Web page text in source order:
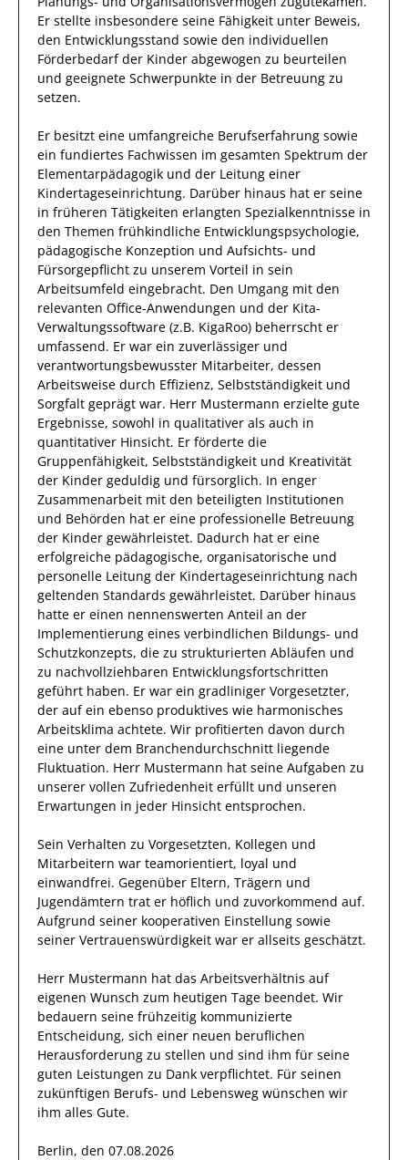
Er stellte insbesondere seine Fähigkeit unter Beweis,
den Entwicklungsstand sowie den individuellen
Förderbedarf der Kinder abgewogen zu beurteilen
und geeignete Schwerpunkte in der Betreuung zu
setzen.
Er besitzt eine umfangreiche Berufserfahrung sowie
ein fundiertes Fachwissen im gesamten Spektrum der
Elementarpädagogik und der Leitung einer
Kindertageseinrichtung. Darüber hinaus hat er seine
in früheren Tätigkeiten erlangten Spezialkenntnisse in
den Themen frühkindliche Entwicklungspsychologie,
pädagogische Konzeption und Aufsichts- und
Fürsorgepflicht zu unserem Vorteil in sein
Arbeitsumfeld eingebracht. Den Umgang mit den
relevanten Office-Anwendungen und der Kita-
Verwaltungssoftware (z.B. KigaRoo) beherrscht er
umfassend. Er war ein zuverlässiger und
verantwortungsbewusster Mitarbeiter, dessen
Arbeitsweise durch Effizienz, Selbstständigkeit und
Sorgfalt geprägt war. Herr Mustermann erzielte gute
Ergebnisse, sowohl in qualitativer als auch in
quantitativer Hinsicht. Er förderte die
Gruppenfähigkeit, Selbstständigkeit und Kreativität
der Kinder geduldig und fürsorglich. In enger
Zusammenarbeit mit den beteiligten Institutionen
und Behörden hat er eine professionelle Betreuung
der Kinder gewährleistet. Dadurch hat er eine
erfolgreiche pädagogische, organisatorische und
personelle Leitung der Kindertageseinrichtung nach
geltenden Standards gewährleistet. Darüber hinaus
hatte er einen nennenswerten Anteil an der
Implementierung eines verbindlichen Bildungs- und
Schutzkonzepts, die zu strukturierten Abläufen und
zu nachvollziehbaren Entwicklungsfortschritten
geführt haben. Er war ein gradliniger Vorgesetzter,
der auf ein ebenso produktives wie harmonisches
Arbeitsklima achtete. Wir profitierten davon durch
eine unter dem Branchendurchschnitt liegende
Fluktuation. Herr Mustermann hat seine Aufgaben zu
unserer vollen Zufriedenheit erfüllt und unseren
Erwartungen in jeder Hinsicht entsprochen.
Sein Verhalten zu Vorgesetzten, Kollegen und
Mitarbeitern war teamorientiert, loyal und
einwandfrei. Gegenüber Eltern, Trägern und
Jugendämtern trat er höflich und zuvorkommend auf.
Aufgrund seiner kooperativen Einstellung sowie
seiner Vertrauenswürdigkeit war er allseits geschätzt.
Herr Mustermann hat das Arbeitsverhältnis auf
eigenen Wunsch zum heutigen Tage beendet. Wir
bedauern seine frühzeitig kommunizierte
Entscheidung, sich einer neuen beruflichen
Herausforderung zu stellen und sind ihm für seine
guten Leistungen zu Dank verpflichtet. Für seinen
zukünftigen Berufs- und Lebensweg wünschen wir
ihm alles Gute.
Berlin, den 07.08.2026